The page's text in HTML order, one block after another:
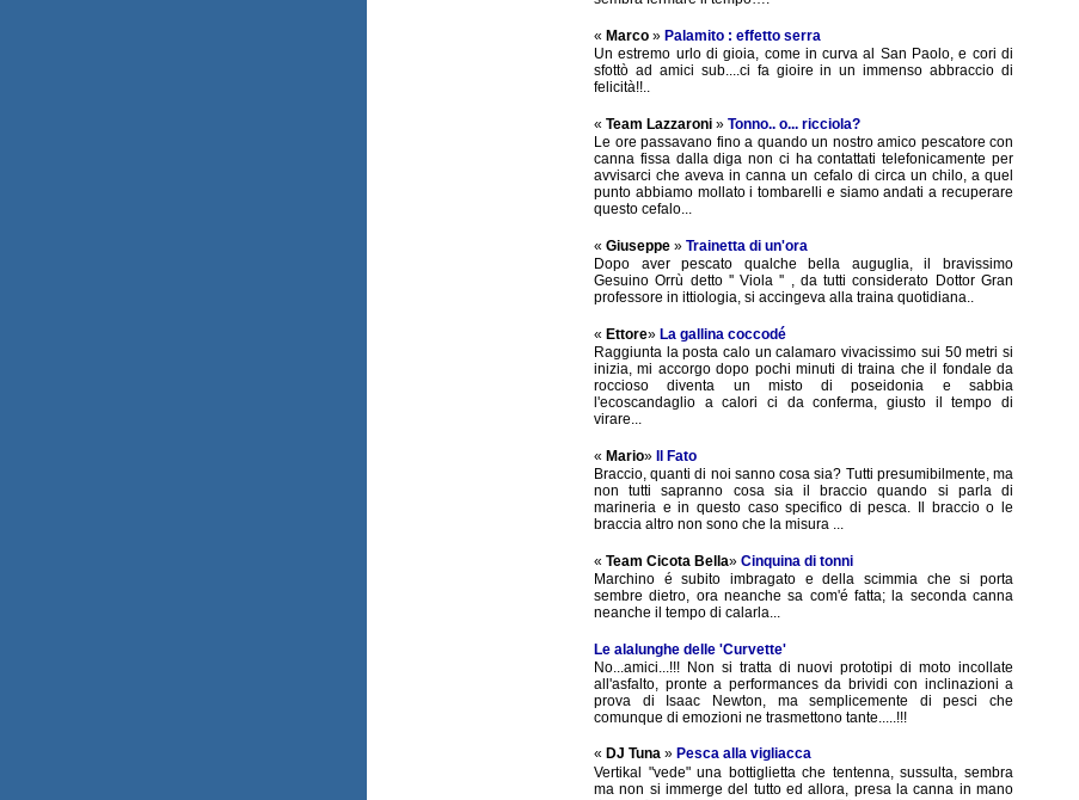
« Marco » Palamito : effetto serra
Un estremo urlo di gioia, come in curva al San Paolo, e cori di
sfottò ad amici sub....ci fa gioire in un immenso abbraccio di
felicità!!..
« Team Lazzaroni » Tonno.. o... ricciola?
Le ore passavano fino a quando un nostro amico pescatore con
canna fissa dalla diga non ci ha contattati telefonicamente per
avvisarci che aveva in canna un cefalo di circa un chilo, a quel
punto abbiamo mollato i tombarelli e siamo andati a recuperare
questo cefalo...
« Giuseppe » Trainetta di un'ora
Dopo aver pescato qualche bella auguglia, il bravissimo
Gesuino Orrù detto '' Viola '' , da tutti considerato Dottor Gran
professore in ittiologia, si accingeva alla traina quotidiana..
« Ettore» La gallina coccodé
Raggiunta la posta calo un calamaro vivacissimo sui 50 metri si
inizia, mi accorgo dopo pochi minuti di traina che il fondale da
roccioso diventa un misto di poseidonia e sabbia
l'ecoscandaglio a calori ci da conferma, giusto il tempo di
virare...
« Mario» Il Fato
Braccio, quanti di noi sanno cosa sia? Tutti presumibilmente, ma
non tutti sapranno cosa sia il braccio quando si parla di
marineria e in questo caso specifico di pesca. Il braccio o le
braccia altro non sono che la misura ...
« Team Cicota Bella» Cinquina di tonni
Marchino é subito imbragato e della scimmia che si porta
sembre dietro, ora neanche sa com'é fatta; la seconda canna
neanche il tempo di calarla...
Le alalunghe delle 'Curvette'
No...amici...!!! Non si tratta di nuovi prototipi di moto incollate
all'asfalto, pronte a performances da brividi con inclinazioni a
prova di Isaac Newton, ma semplicemente di pesci che
comunque di emozioni ne trasmettono tante.....!!!
« DJ Tuna » Pesca alla vigliacca
Vertikal "vede" una bottiglietta che tentenna, sussulta, sembra
ma non si immerge del tutto ed allora, presa la canna in mano